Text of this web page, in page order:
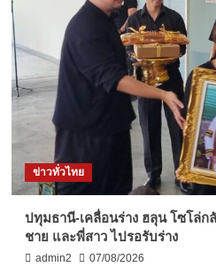
ข่าวทั่วไทย
ปทุมธานี-เคลื่อนร่าง ฮลุน โซโล่
ชาย และพี่สาว ไปรอรับร่าง
admin2 07/08/2026